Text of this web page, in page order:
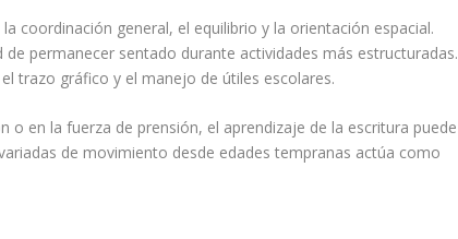
coordinación general, el equilibrio y la orientación espacial.
permanecer sentado durante actividades más estructuradas.
trazo gráfico y el manejo de útiles escolares.
o en la fuerza de prensión, el aprendizaje de la escritura puede
de movimiento desde edades tempranas actúa como